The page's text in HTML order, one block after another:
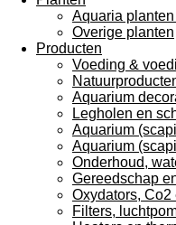
Aquaria
Overige planten
Producten
Voeding &
Aquarium
Legholen en
Aquarium
Aquarium
Onderhoud,
Gereedschap
Oxydators, Co2
Filters,